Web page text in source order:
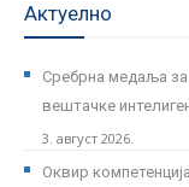
Актуелно
Сребрна медаља за
вештачке
3. август 2026.
Оквир